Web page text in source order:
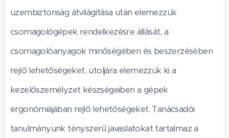
üzembiztonság átvilágítása után elemezzük
csomagológépek rendelkezésre állását, a
csomagolóanyagok minőségében és beszerzésében
rejlő lehetőségeket, utoljára elemezzük ki a
kezelőszemélyzet készségeiben a gépek
ergonómiájában rejlő lehetőségeket. Tanácsadói
tanulmányunk tényszerű javaslatokat tartalmaz a